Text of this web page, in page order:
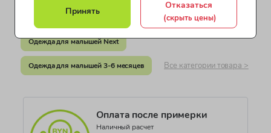
Документ о соответствии
ТС RU С-GB.АЖ26.В.00839
Коллекция
Jersey
Одежда для мальчиков от 4 до 7 лет
Одежда для малышей Next
Одежда для малышей 3-6 месяцев Все категории товара >
Оплата после примерки
Наличный расчет
Принять
Отказаться
(скрыть цены)